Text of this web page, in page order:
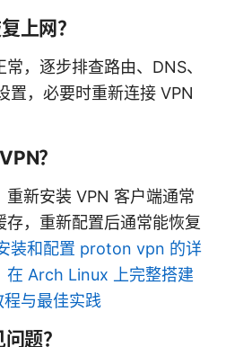
上网？
，逐步排查路由、DNS、
置，必要时重新连接 VPN
？
新安装 VPN 客户端通常
存，重新配置后通常能恢复
装和配置 proton vpn 的详
在 Arch Linux 上完整搭建
与最佳实践
题？